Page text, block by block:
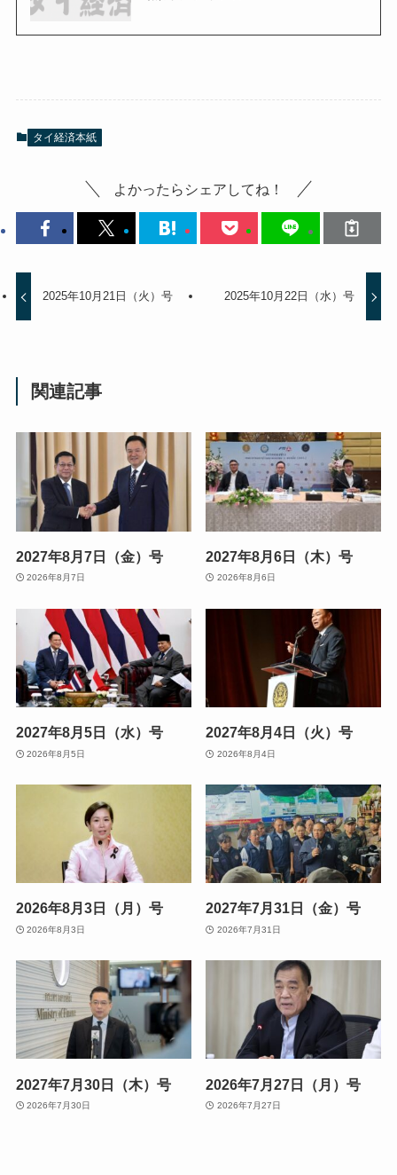
タイ経済本紙
よかったらシェアしてね！
2025年10月21日（火）号 2025年10月22日（水）号
関連記事
2027年8月7日（金）号
2026年8月7日
2027年8月6日（木）号
2026年8月6日
2027年8月5日（水）号
2026年8月5日
2027年8月4日（火）号
2026年8月4日
2026年8月3日（月）号
2026年8月3日
2027年7月31日（金）号
2026年7月31日
2027年7月30日（木）号
2026年7月30日
2026年7月27日（月）号
2026年7月27日